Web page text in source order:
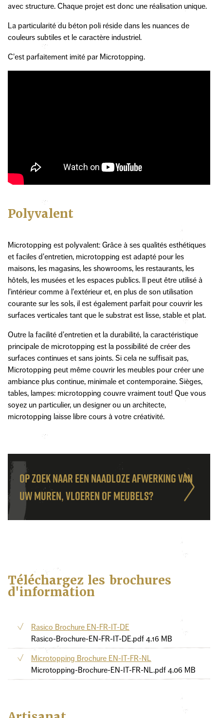
avec structure. Chaque projet est donc une réalisation unique.
La particularité du béton poli réside dans les nuances de
couleurs subtiles et le caractère industriel.
C'est parfaitement imité par Microtopping.
Polyvalent
Microtopping est polyvalent: Grâce à ses qualités esthétiques
et faciles d'entretien, microtopping est adapté pour les
maisons, les magasins, les showrooms, les restaurants, les
hôtels, les musées et les espaces publics. Il peut être utilisé à
l'intérieur comme à l'extérieur et, en plus de son utilisation
courante sur les sols, il est également parfait pour couvrir les
surfaces verticales tant que le substrat est lisse, stable et plat.
Outre la facilité d'entretien et la durabilité, la caractéristique
principale de microtopping est la possibilité de créer des
surfaces continues et sans joints. Si cela ne suffisait pas,
Microtopping peut même couvrir les meubles pour créer une
ambiance plus continue, minimale et contemporaine. Sièges,
tables, lampes: microtopping couvre vraiment tout! Que vous
soyez un particulier, un designer ou un architecte,
microtopping laisse libre cours à votre créativité.
Op zoek naar een naadloze afwerking van
uw muren, vloeren of meubels?
Téléchargez les brochures
d'information
Rasico Brochure EN-FR-IT-DE
Rasico-Brochure-EN-FR-IT-DE.pdf 4.16 MB
Microtopping Brochure EN-IT-FR-NL
Microtopping-Brochure-EN-IT-FR-NL.pdf 4.06 MB